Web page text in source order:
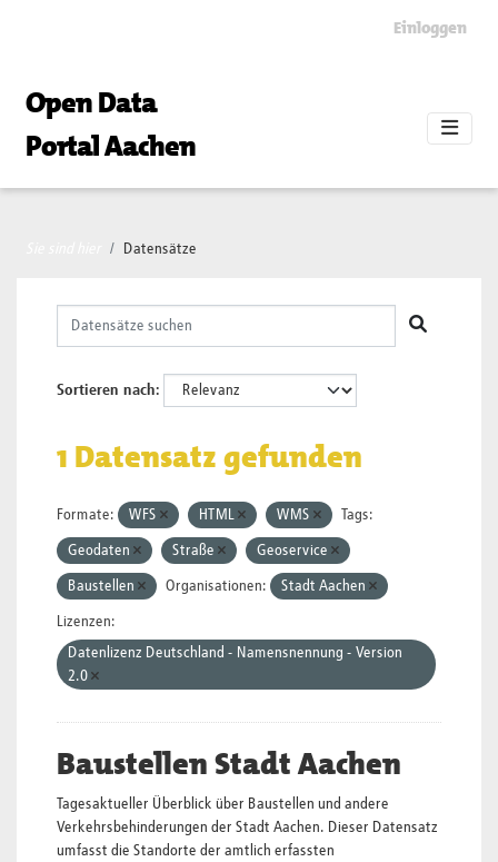
Einloggen
Open Data
Portal Aachen
Datensätze
Sortieren nach
1 Datensatz gefunden
Formate: WFS HTML WMS Tags:
Geodaten Straße Geoservice
Baustellen Organisationen: Stadt Aachen
Lizenzen:
Datenlizenz Deutschland - Namensnennung - Version
2.0
Baustellen Stadt Aachen
Tagesaktueller Überblick über Baustellen und andere
Verkehrsbehinderungen der Stadt Aachen. Dieser Datensatz
umfasst die Standorte der amtlich erfassten